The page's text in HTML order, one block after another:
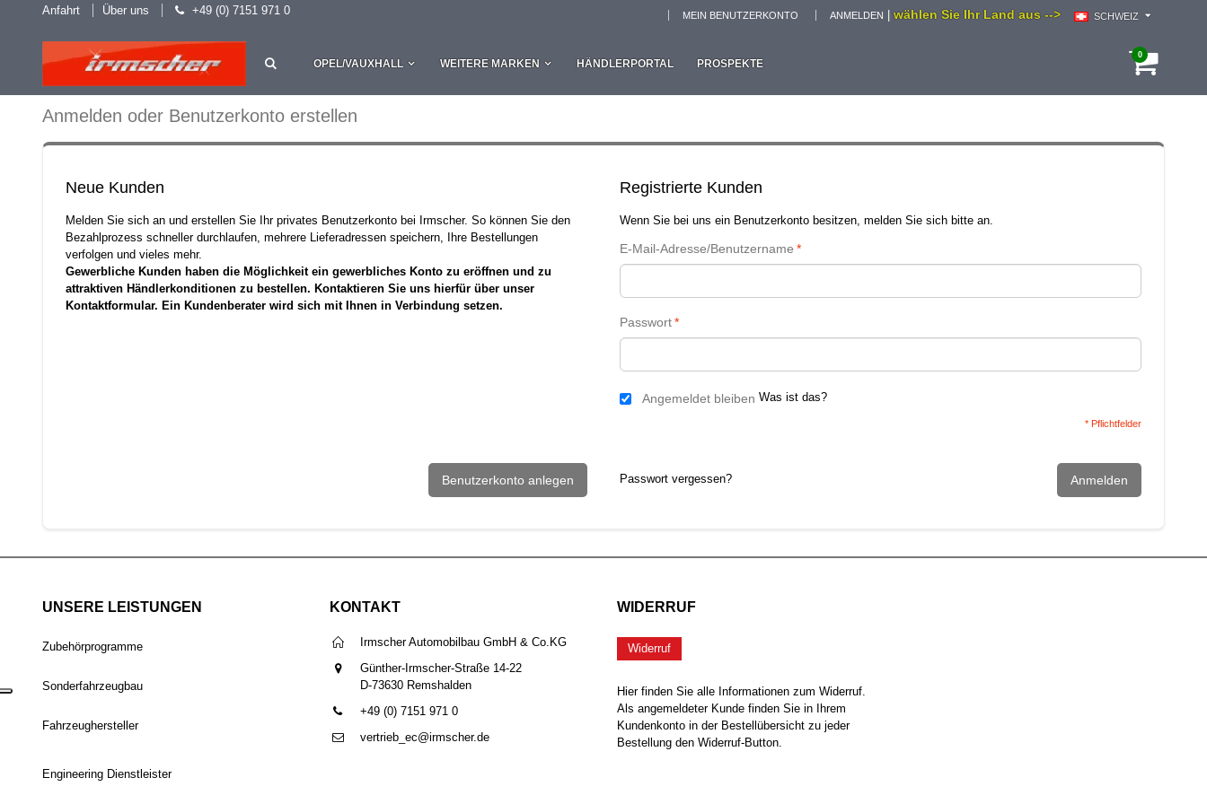
Anfahrt Über uns +49 (0) 7151 971 0 wählen Sie Ihr Land aus --> SCHWEIZ
MEIN BENUTZERKONTO ANMELDEN
0
OPEL/VAUXHALL WEITERE MARKEN HÄNDLERPORTAL PROSPEKTE
Anmelden oder Benutzerkonto erstellen
Neue Kunden
Melden Sie sich an und erstellen Sie Ihr privates Benutzerkonto bei Irmscher. So können Sie den
Bezahlprozess schneller durchlaufen, mehrere Lieferadressen speichern, Ihre Bestellungen
verfolgen und vieles mehr.
Gewerbliche Kunden haben die Möglichkeit ein gewerbliches Konto zu eröffnen und zu
attraktiven Händlerkonditionen zu bestellen. Kontaktieren Sie uns hierfür über unser
Kontaktformular. Ein Kundenberater wird sich mit Ihnen in Verbindung setzen.
Registrierte Kunden
Wenn Sie bei uns ein Benutzerkonto besitzen, melden Sie sich bitte an.
*
E-Mail-Adresse/Benutzername
*
Passwort
Angemeldet bleiben Was ist das?
* Pflichtfelder
Benutzerkonto anlegen Passwort vergessen? Anmelden
UNSERE LEISTUNGEN
Zubehörprogramme
Sonderfahrzeugbau
Fahrzeughersteller
Engineering Dienstleister
KONTAKT
Irmscher Automobilbau GmbH & Co.KG
Günther-Irmscher-Straße 14-22
D-73630 Remshalden
+49 (0) 7151 971 0
vertrieb_ec@irmscher.de
WIDERRUF
Widerruf
Hier finden Sie alle Informationen zum Widerruf.
Als angemeldeter Kunde finden Sie in Ihrem
Kundenkonto in der Bestellübersicht zu jeder
Bestellung den Widerruf-Button.